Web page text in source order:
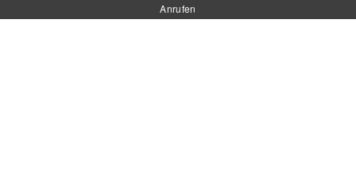
Datenschutz habe ich zur Kenntnis
Anrufen